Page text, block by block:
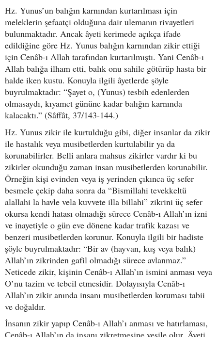
Hz. Yunus’un balığın karnından kurtarılması için
meleklerin şefaatçi olduğuna dair ulemanın rivayetleri
bulunmaktadır. Ancak âyeti kerimede açıkça ifade
edildiğine göre Hz. Yunus balığın karnından zikir ettiği
için Cenâb-ı Allah tarafından kurtarılmıştı. Yani Cenâb-ı
Allah balığa ilham etti, balık onu sahile götürüp hasta bir
halde iken kustu. Konuyla ilgili âyetlerde şöyle
buyrulmaktadır: “Şayet o, (Yunus) tesbih edenlerden
olmasaydı, kıyamet gününe kadar balığın karnında
kalacaktı.” (Sâffât, 37/143-144.)
Hz. Yunus zikir ile kurtulduğu gibi, diğer insanlar da zikir
ile hastalık veya musibetlerden kurtulabilir ya da
korunabilirler. Belli anlara mahsus zikirler vardır ki bu
zikirler okunduğu zaman insan musibetlerden korunabilir.
Örneğin kişi evinden veya iş yerinden çıkınca üç sefer
besmele çekip daha sonra da “Bismillahi tevekkeltü
alallahi la havle vela kuvvete illa billahi” zikrini üç sefer
okursa kendi hatası olmadığı sürece Cenâb-ı Allah’ın izni
ve inayetiyle o gün eve dönene kadar trafik kazası ve
benzeri musibetlerden korunur. Konuyla ilgili bir hadiste
şöyle buyrulmaktadır: “Bir av (hayvan, kuş veya balık)
Allah’ın zikrinden gafil olmadığı sürece avlanmaz.”
Neticede zikir, kişinin Cenâb-ı Allah’ın ismini anması veya
O’nu tazim ve tebcil etmesidir. Dolayısıyla Cenâb-ı
Allah’ın zikir anında insanı musibetlerden koruması tabii
ve doğaldır.
İnsanın zikir yapıp Cenâb-ı Allah’ı anması ve hatırlaması,